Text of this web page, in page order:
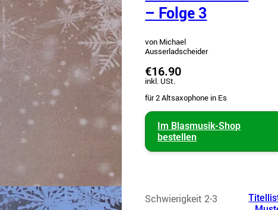
– Folge 3
von Michael
Ausserladscheider
€16.90
inkl. USt.
für 2 Altsaxophone in Es
Im Blasmusik-Shop
bestellen
Schwierigkeit 2-3